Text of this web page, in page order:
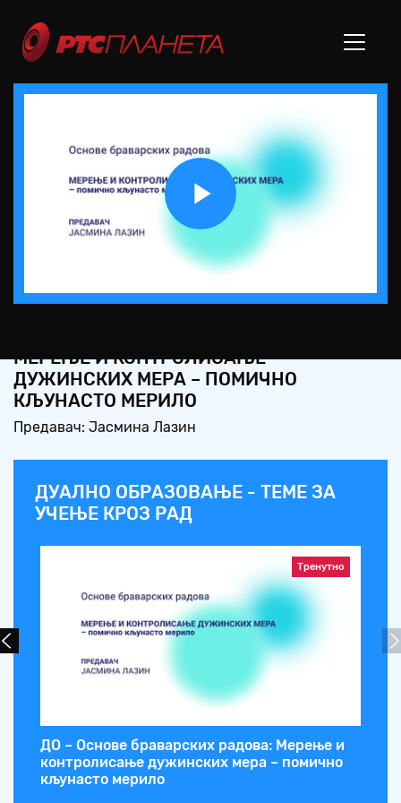
Play
Video
МЕРЕЊЕ И КОНТРОЛИСАЊЕ
ДУЖИНСКИХ МЕРА – ПОМИЧНО
КЉУНАСТО МЕРИЛО
Предавач: Јасмина Лазин
ДУАЛНО ОБРАЗОВАЊЕ - ТЕМЕ ЗА
УЧЕЊЕ КРОЗ РАД
Тренутно
ДО – Основе браварских радова: Мерење и
контролисање дужинских мера – помично
кљунасто мерило